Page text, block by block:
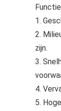
Functie
1.
2.
zijn.
3.
4.
5.